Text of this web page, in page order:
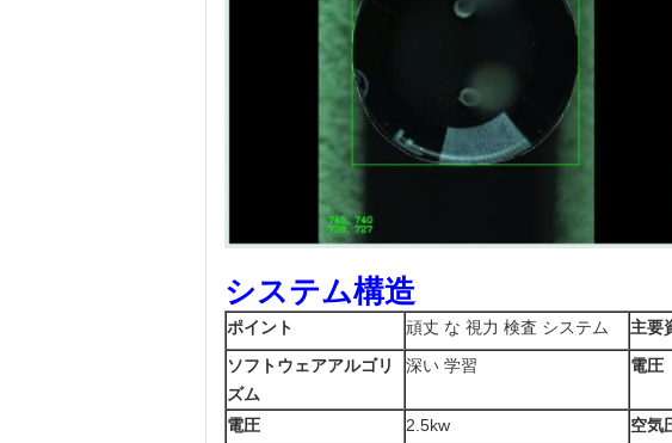
システム構造
ポイント 頑丈 な 視力 検査 システム 主要
ソフトウェアアルゴリ
ズム
深い 学習 電圧
電圧 2.5kw 空気